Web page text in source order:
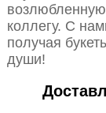
коллегу. С
получая
души!